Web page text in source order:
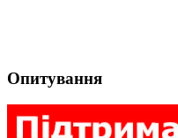
Опитування